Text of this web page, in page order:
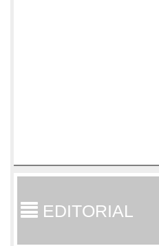
EDITORIAL